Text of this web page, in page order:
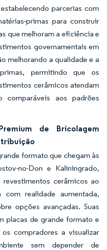
parcerias com
primas para construir
que melhoram a eficiência e
governamentais em
melhorando a qualidade e a
permitindo que os
cerâmicos atendam
comparáveis aos padrões
de Bricolagem
formato que chegam às
no-Don e Kaliningrado,
cerâmicos ao
realidade aumentada,
opções avançadas. Suas
placas de grande formato e
compradores a visualizar
sem depender de